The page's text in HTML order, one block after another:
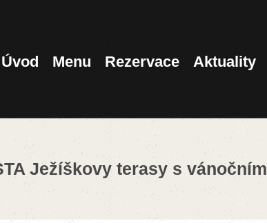
Úvod Menu Rezervace Aktuality
Ježíškovy terasy s
MENU